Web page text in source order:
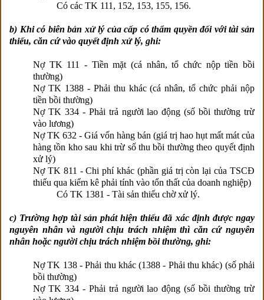
Có các TK 111, 152, 153, 155, 156.
b) Khi có biên bản xử lý của cấp có thẩm quyền đối với tài sản
thiếu, căn cứ vào quyết định xử lý, ghi:
Nợ TK 111 - Tiền mặt (cá nhân, tổ chức nộp tiền bồi
thường)
Nợ TK 1388 - Phải thu khác (cá nhân, tổ chức phải nộp
tiền bồi thường)
Nợ TK 334 - Phải trả người lao động (số bồi thường trừ
vào lương)
Nợ TK 632 - Giá vốn hàng bán (giá trị hao hụt mất mát của
hàng tồn kho sau khi trừ số thu bồi thường theo quyết định
xử lý)
Nợ TK 811 - Chi phí khác (phần giá trị còn lại của TSCĐ
thiếu qua kiểm kê phải tính vào tổn thất của doanh nghiệp)
Có TK 1381 - Tài sản thiếu chờ xử lý.
c) Trường hợp tài sản phát hiện thiếu đã xác định được ngay
nguyên nhân và người chịu trách nhiệm thì căn cứ nguyên
nhân hoặc người chịu trách nhiệm bồi thường, ghi:
Nợ TK 138 - Phải thu khác (1388 - Phải thu khác) (số phải
bồi thường)
Nợ TK 334 - Phải trả người lao động (số bồi thường trừ